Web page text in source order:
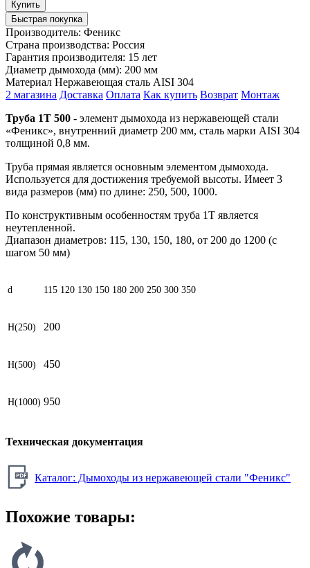
Быстрая покупка
Производитель: Феникс
Страна производства: Россия
Гарантия производителя: 15 лет
Диаметр дымохода (мм): 200 мм
Материал Нержавеющая сталь AISI 304
2 магазина Доставка Оплата Как купить Возврат Монтаж
Труба 1Т 500 - элемент дымохода из нержавеющей стали
«Феникс», внутренний диаметр 200 мм, сталь марки AISI 304
толщиной 0,8 мм.
Труба прямая является основным элементом дымохода.
Используется для достижения требуемой высоты. Имеет 3
вида размеров (мм) по длине: 250, 500, 1000.
По конструктивным особенностям труба 1Т является
неутепленной.
Диапазон диаметров: 115, 130, 150, 180, от 200 до 1200 (с
шагом 50 мм)
d 115 120 130 150 180 200 250 300 350
H(250) 200
H(500) 450
H(1000) 950
Техническая документация
Каталог: Дымоходы из нержавеющей стали "Феникс"
Похожие товары: